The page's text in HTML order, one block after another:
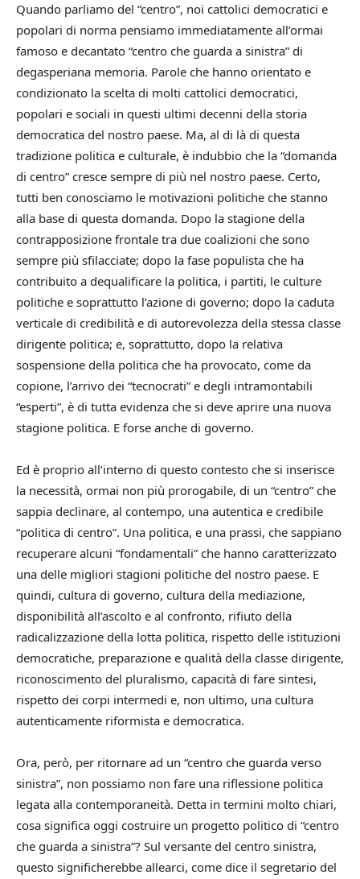
Quando parliamo del “centro”, noi cattolici democratici e
popolari di norma pensiamo immediatamente all’ormai
famoso e decantato “centro che guarda a sinistra” di
degasperiana memoria. Parole che hanno orientato e
condizionato la scelta di molti cattolici democratici,
popolari e sociali in questi ultimi decenni della storia
democratica del nostro paese. Ma, al di là di questa
tradizione politica e culturale, è indubbio che la “domanda
di centro” cresce sempre di più nel nostro paese. Certo,
tutti ben conosciamo le motivazioni politiche che stanno
alla base di questa domanda. Dopo la stagione della
contrapposizione frontale tra due coalizioni che sono
sempre più sfilacciate; dopo la fase populista che ha
contribuito a dequalificare la politica, i partiti, le culture
politiche e soprattutto l’azione di governo; dopo la caduta
verticale di credibilità e di autorevolezza della stessa classe
dirigente politica; e, soprattutto, dopo la relativa
sospensione della politica che ha provocato, come da
copione, l’arrivo dei “tecnocrati” e degli intramontabili
“esperti”, è di tutta evidenza che si deve aprire una nuova
stagione politica. E forse anche di governo.
Ed è proprio all’interno di questo contesto che si inserisce
la necessità, ormai non più prorogabile, di un “centro” che
sappia declinare, al contempo, una autentica e credibile
“politica di centro”. Una politica, e una prassi, che sappiano
recuperare alcuni “fondamentali” che hanno caratterizzato
una delle migliori stagioni politiche del nostro paese. E
quindi, cultura di governo, cultura della mediazione,
disponibilità all’ascolto e al confronto, rifiuto della
radicalizzazione della lotta politica, rispetto delle istituzioni
democratiche, preparazione e qualità della classe dirigente,
riconoscimento del pluralismo, capacità di fare sintesi,
rispetto dei corpi intermedi e, non ultimo, una cultura
autenticamente riformista e democratica.
Ora, però, per ritornare ad un “centro che guarda verso
sinistra”, non possiamo non fare una riflessione politica
legata alla contemporaneità. Detta in termini molto chiari,
cosa significa oggi costruire un progetto politico di “centro
che guarda a sinistra”? Sul versante del centro sinistra,
questo significherebbe allearci, come dice il segretario del